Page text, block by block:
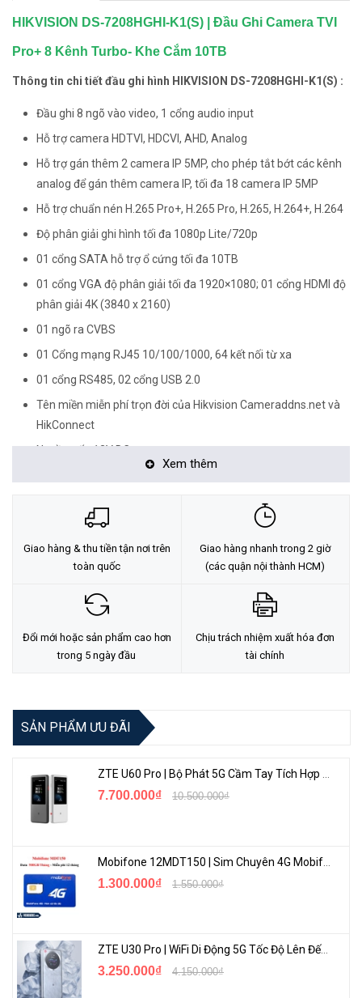
HIKVISION DS-7208HGHI-K1(S) | Đầu Ghi Camera TVI
Pro+ 8 Kênh Turbo- Khe Cắm 10TB
Thông tin chi tiết đầu ghi hình HIKVISION DS-7208HGHI-K1(S) :
Đầu ghi 8 ngõ vào video, 1 cổng audio input
Hỗ trợ camera HDTVI, HDCVI, AHD, Analog
Hỗ trợ gán thêm 2 camera IP 5MP, cho phép tắt bớt các kênh
analog để gán thêm camera IP, tối đa 18 camera IP 5MP
Hỗ trợ chuẩn nén H.265 Pro+, H.265 Pro, H.265, H.264+, H.264
Độ phân giải ghi hình tối đa 1080p Lite/720p
01 cổng SATA hỗ trợ ổ cứng tối đa 10TB
01 cổng VGA độ phân giải tối đa 1920×1080; 01 cổng HDMI độ
phân giải 4K (3840 x 2160)
01 ngõ ra CVBS
01 Cổng mạng RJ45 10/100/1000, 64 kết nối từ xa
01 cổng RS485, 02 cổng USB 2.0
Tên miền miễn phí trọn đời của Hikvision Cameraddns.net và
HikConnect
Nguồn cấp 12V DC
<Hotline: 0828.011.011 - (028)7300.2021 - VoHoang.vn>
TẠI ĐÂY
Xem thêm
Giao hàng & thu tiền tận nơi trên
toàn quốc
Giao hàng nhanh trong 2 giờ
(các quận nội thành HCM)
Đổi mới hoặc sản phẩm cao hơn
trong 5 ngày đầu
Chịu trách nhiệm xuất hóa đơn
tài chính
SẢN PHẨM ƯU ĐÃI
ZTE U60 Pro | Bộ Phát 5G Cầm Tay Tích Hợp Công Nghệ WiFi 7, Pin 10000mAh
7.700.000₫ 10.500.000₫
1.300.000₫ 1.550.000₫
ZTE U30 Pro | WiFi Di Động 5G Tốc Độ Lên Đến 500Mbps, Màn Hình Cảm Ứng
3.250.000₫ 4.150.000₫